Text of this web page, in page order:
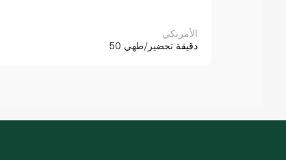
الأمريكي
50 دقيقة تحضير/طهي